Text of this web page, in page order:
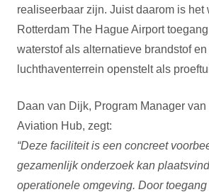
realiseerbaar zijn. Juist daarom is het
Rotterdam The Hague Airport
waterstof als alternatieve brandstof
luchthaventerrein openstelt als
Daan van Dijk, Program Manager van
Aviation Hub, zegt:
“Deze faciliteit is een concreet
gezamenlijk onderzoek kan
operationele omgeving. Door